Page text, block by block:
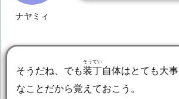
ナヤミィ
そうだね、でも装丁
そうてい
自体はとても大事
なことだから覚えておこう。